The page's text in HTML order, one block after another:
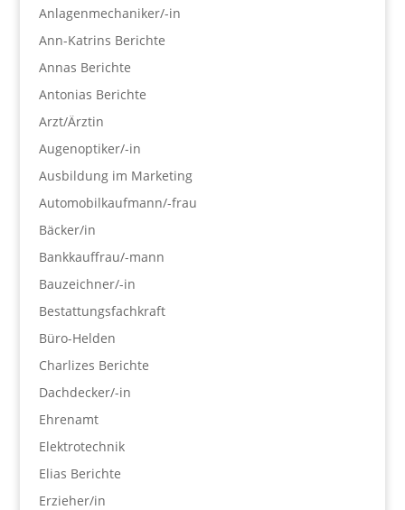
Anlagenmechaniker/-in
Ann-Katrins Berichte
Annas Berichte
Antonias Berichte
Arzt/Ärztin
Augenoptiker/-in
Ausbildung im Marketing
Automobilkaufmann/-frau
Bäcker/in
Bankkauffrau/-mann
Bauzeichner/-in
Bestattungsfachkraft
Büro-Helden
Charlizes Berichte
Dachdecker/-in
Ehrenamt
Elektrotechnik
Elias Berichte
Erzieher/in